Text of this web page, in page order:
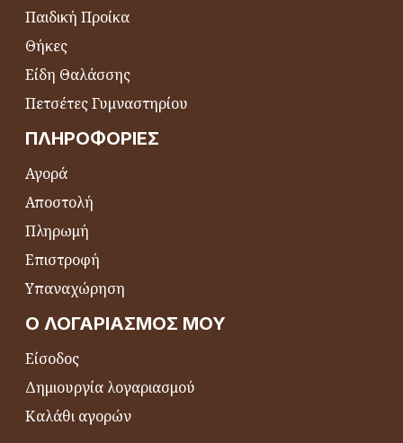
Παιδική Προίκα
Θήκες
Είδη Θαλάσσης
Πετσέτες Γυμναστηρίου
ΠΛΗΡΟΦΟΡΊΕΣ
Αγορά
Αποστολή
Πληρωμή
Επιστροφή
Υπαναχώρηση
Ο ΛΟΓΑΡΙΑΣΜΌΣ ΜΟΥ
Είσοδος
Δημιουργία λογαριασμού
Καλάθι αγορών